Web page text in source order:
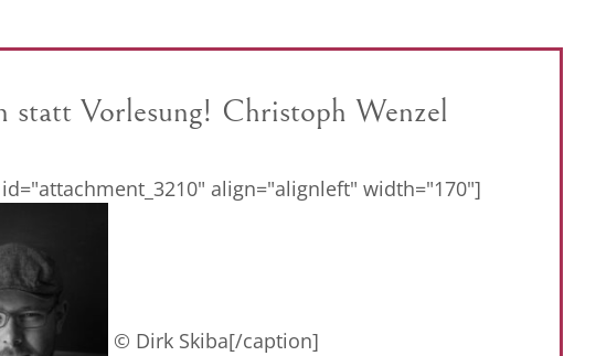
Vorlesung! Christoph Wenzel
align="alignleft" width="170"]
© Dirk Skiba[/caption]